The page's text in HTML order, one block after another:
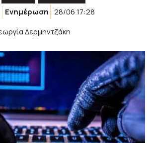
Ενημέρωση 28/06 17:28
Δερμηντζάκη